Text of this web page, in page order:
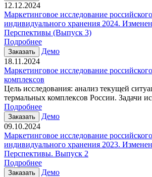
12.12.2024
Маркетинговое исследование
индивидуального хранения 2024.
Перспективы (Выпуск 3)
Подробнее
Заказать
Демо
18.11.2024
Маркетинговое исследование
комплексов
Цель исследования: анализ текущей
термальных комплексов России. Задачи
Подробнее
Заказать
Демо
09.10.2024
Маркетинговое исследование
индивидуального хранения 2023.
Перспективы. Выпуск 2
Подробнее
Заказать
Демо